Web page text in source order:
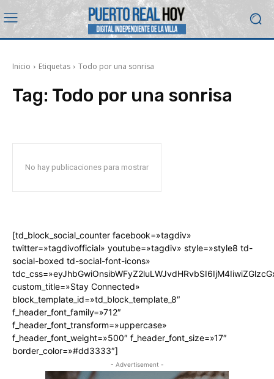
Inicio Etiquetas Todo por una sonrisa
Tag: Todo por una sonrisa
No hay publicaciones para mostrar
[td_block_social_counter facebook=»tagdiv»
twitter=»tagdivofficial» youtube=»tagdiv» style=»style8 td-
social-boxed td-social-font-icons»
custom_title=»Stay Connected»
block_template_id=»td_block_template_8″
f_header_font_family=»712″
f_header_font_transform=»uppercase»
f_header_font_weight=»500″ f_header_font_size=»17″
border_color=»#dd3333″]
- Advertisement -